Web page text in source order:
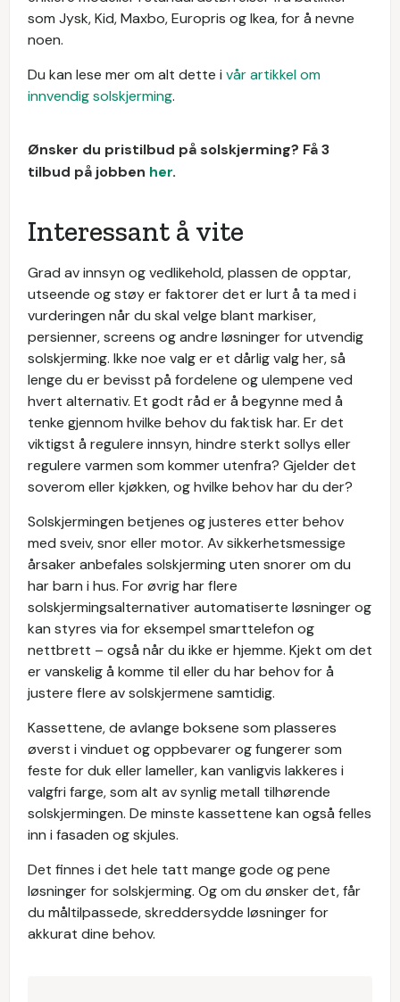
som Jysk, Kid, Maxbo, Europris og Ikea, for å nevne
noen.
Du kan lese mer om alt dette i vår artikkel om
innvendig solskjerming.
Ønsker du pristilbud på solskjerming? Få 3
tilbud på jobben her.
Interessant å vite
Grad av innsyn og vedlikehold, plassen de opptar,
utseende og støy er faktorer det er lurt å ta med i
vurderingen når du skal velge blant markiser,
persienner, screens og andre løsninger for utvendig
solskjerming. Ikke noe valg er et dårlig valg her, så
lenge du er bevisst på fordelene og ulempene ved
hvert alternativ. Et godt råd er å begynne med å
tenke gjennom hvilke behov du faktisk har. Er det
viktigst å regulere innsyn, hindre sterkt sollys eller
regulere varmen som kommer utenfra? Gjelder det
soverom eller kjøkken, og hvilke behov har du der?
Solskjermingen betjenes og justeres etter behov
med sveiv, snor eller motor. Av sikkerhetsmessige
årsaker anbefales solskjerming uten snorer om du
har barn i hus. For øvrig har flere
solskjermingsalternativer automatiserte løsninger og
kan styres via for eksempel smarttelefon og
nettbrett – også når du ikke er hjemme. Kjekt om det
er vanskelig å komme til eller du har behov for å
justere flere av solskjermene samtidig.
Kassettene, de avlange boksene som plasseres
øverst i vinduet og oppbevarer og fungerer som
feste for duk eller lameller, kan vanligvis lakkeres i
valgfri farge, som alt av synlig metall tilhørende
solskjermingen. De minste kassettene kan også felles
inn i fasaden og skjules.
Det finnes i det hele tatt mange gode og pene
løsninger for solskjerming. Og om du ønsker det, får
du måltilpassede, skreddersydde løsninger for
akkurat dine behov.